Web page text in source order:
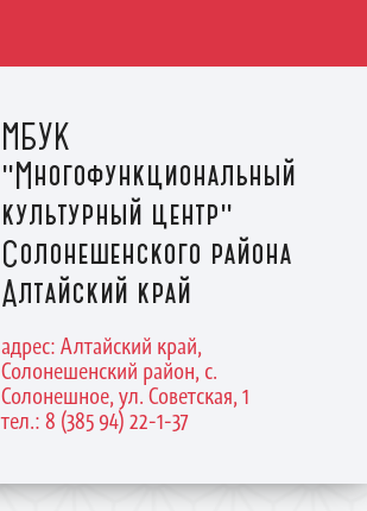
МБУК
"Многофункциональный
культурный центр"
Солонешенского района
Алтайский край
адрес: Алтайский край,
Солонешенский район, с.
Солонешное, ул. Советская, 1
тел.: 8 (385 94) 22-1-37